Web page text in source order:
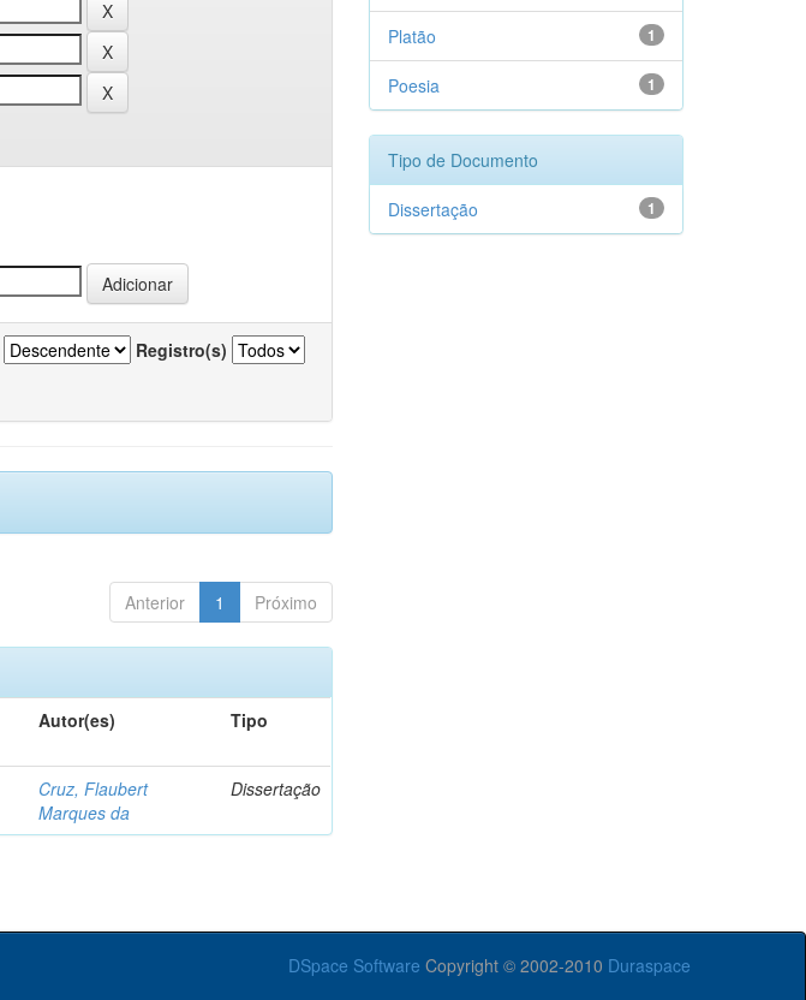
Registro(s)
Anterior 1 Próximo
Autor(es) Tipo
Cruz, Flaubert
Marques da
Dissertação
1
Platão
1
Poesia
Tipo de Documento
1
Dissertação
DSpace Software Copyright © 2002-2010 Duraspace